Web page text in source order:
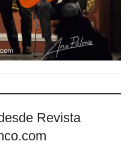
Revista